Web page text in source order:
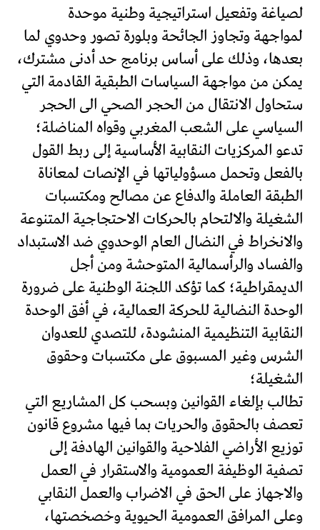
لصياغة وتفعيل استراتيجية وطنية موحدة
لمواجهة وتجاوز الجائحة وبلورة تصور وحدوي لما
بعدها، وذلك على أساس برنامج حد أدنى مشترك،
يمكن من مواجهة السياسات الطبقية القادمة التي
ستحاول الانتقال من الحجر الصحي الى الحجر
السياسي على الشعب المغربي وقواه المناضلة؛
تدعو المركزيات النقابية الأساسية إلى ربط القول
بالفعل وتحمل مسؤولياتها في الإنصات لمعاناة
الطبقة العاملة والدفاع عن مصالح ومكتسبات
الشغيلة والالتحام بالحركات الاحتجاجية المتنوعة
والانخراط في النضال العام الوحدوي ضد الاستبداد
والفساد والرأسمالية المتوحشة ومن أجل
الديمقراطية؛ كما تؤكد اللجنة الوطنية على ضرورة
الوحدة النضالية للحركة العمالية، في أفق الوحدة
النقابية التنظيمية المنشودة، للتصدي للعدوان
الشرس وغير المسبوق على مكتسبات وحقوق
الشغيلة؛
تطالب بإلغاء القوانين وبسحب كل المشاريع التي
تعصف بالحقوق والحريات بما فيها مشروع قانون
توزيع الأراضي الفلاحية والقوانين الهادفة إلى
تصفية الوظيفة العمومية والاستقرار في العمل
والاجهاز على الحق في الاضراب والعمل النقابي
وعلى المرافق العمومية الحيوية وخصخصتها،